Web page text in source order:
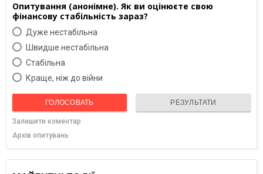
Опитування (анонімне). Як ви оцінюєте свою
фінансову стабільність зараз?
Дуже нестабільна
Швидше нестабільна
Cтабільна
Краще, ніж до війни
ГОЛОСОВАТЬ РЕЗУЛЬТАТИ
Залишити коментар
Архів опитувань